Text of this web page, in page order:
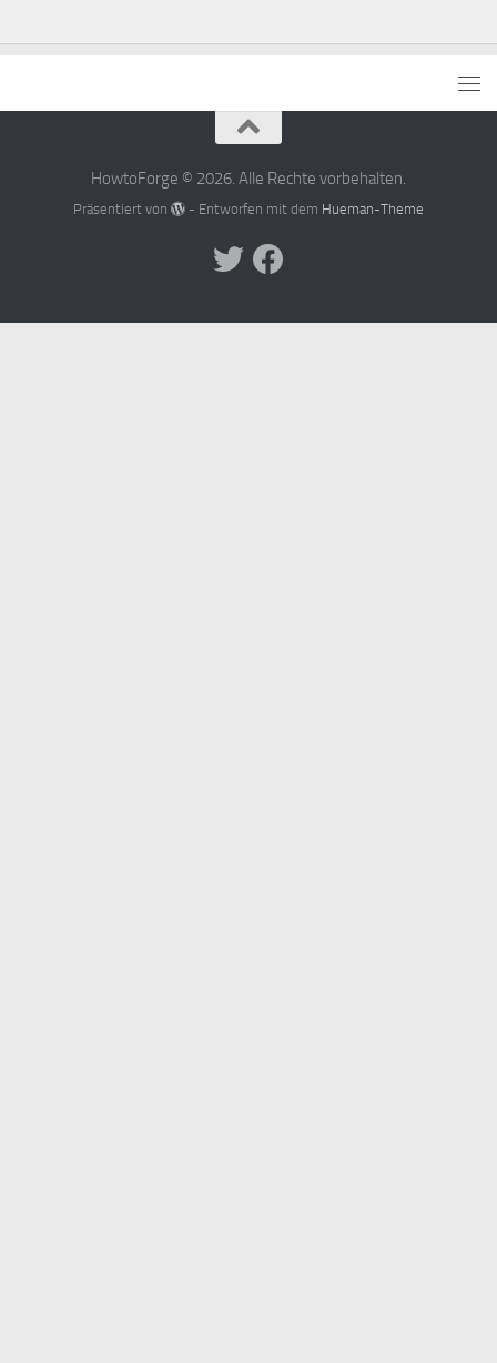
HowtoForge © 2026. Alle Rechte vorbehalten.
Präsentiert von - Entworfen mit dem Hueman-Theme